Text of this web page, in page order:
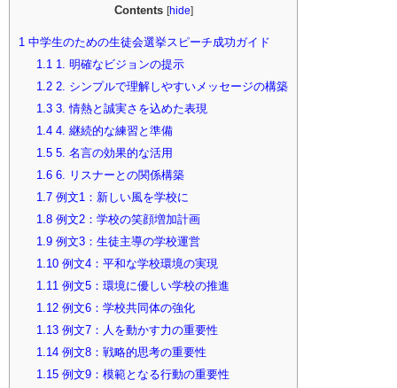
Contents [hide]
1 中学生のための生徒会選挙スピーチ成功ガイド
1.1 1. 明確なビジョンの提示
1.22. シンプルで理解しやすいメッセージの構築
1.33. 情熱と誠実さを込めた表現
1.44. 継続的な練習と準備
1.55. 名言の効果的な活用
1.66. リスナーとの関係構築
1.7例文1：新しい風を学校に
1.8例文2：学校の笑顔増加計画
1.9例文3：生徒主導の学校運営
1.10例文4：平和な学校環境の実現
1.11 例文5：環境に優しい学校の推進
1.12例文6：学校共同体の強化
1.13例文7：人を動かす力の重要性
1.14例文8：戦略的思考の重要性
1.15例文9：模範となる行動の重要性